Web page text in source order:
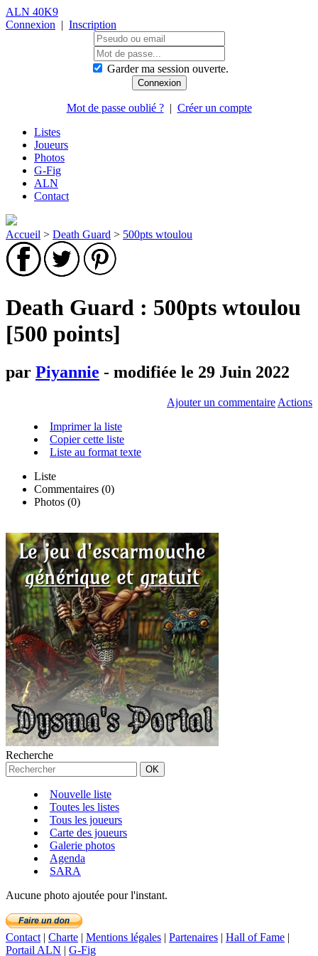
ALN 40K9
Connexion | Inscription
Garder ma session ouverte.
Mot de passe oublié ?| Créer un compte
Listes
Joueurs
Photos
G-Fig
ALN
Contact
Accueil > Death Guard > 500pts wtoulou
Death Guard : 500pts wtoulou
[500 points]
par Piyannie - modifiée le 29 Juin 2022
Ajouter un commentaire Actions
Imprimer la liste
Copier cette liste
Liste au format texte
Liste
Commentaires (0)
Photos (0)
Recherche
Nouvelle liste
Toutes les listes
Tous les joueurs
Carte des joueurs
Galerie photos
Agenda
SARA
Aucune photo ajoutée pour l'instant.
Contact | Charte | Mentions légales | Partenaires | Hall of Fame |
Portail ALN | G-Fig